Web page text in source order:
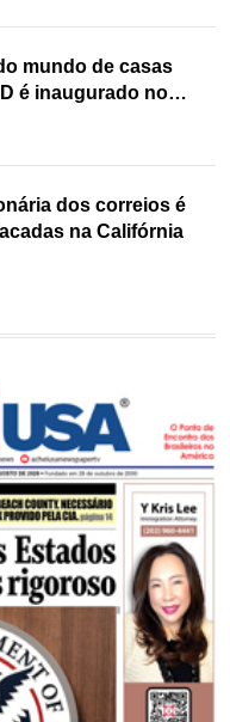
mundo de casas
é inaugurado no
dos correios é
na Califórnia